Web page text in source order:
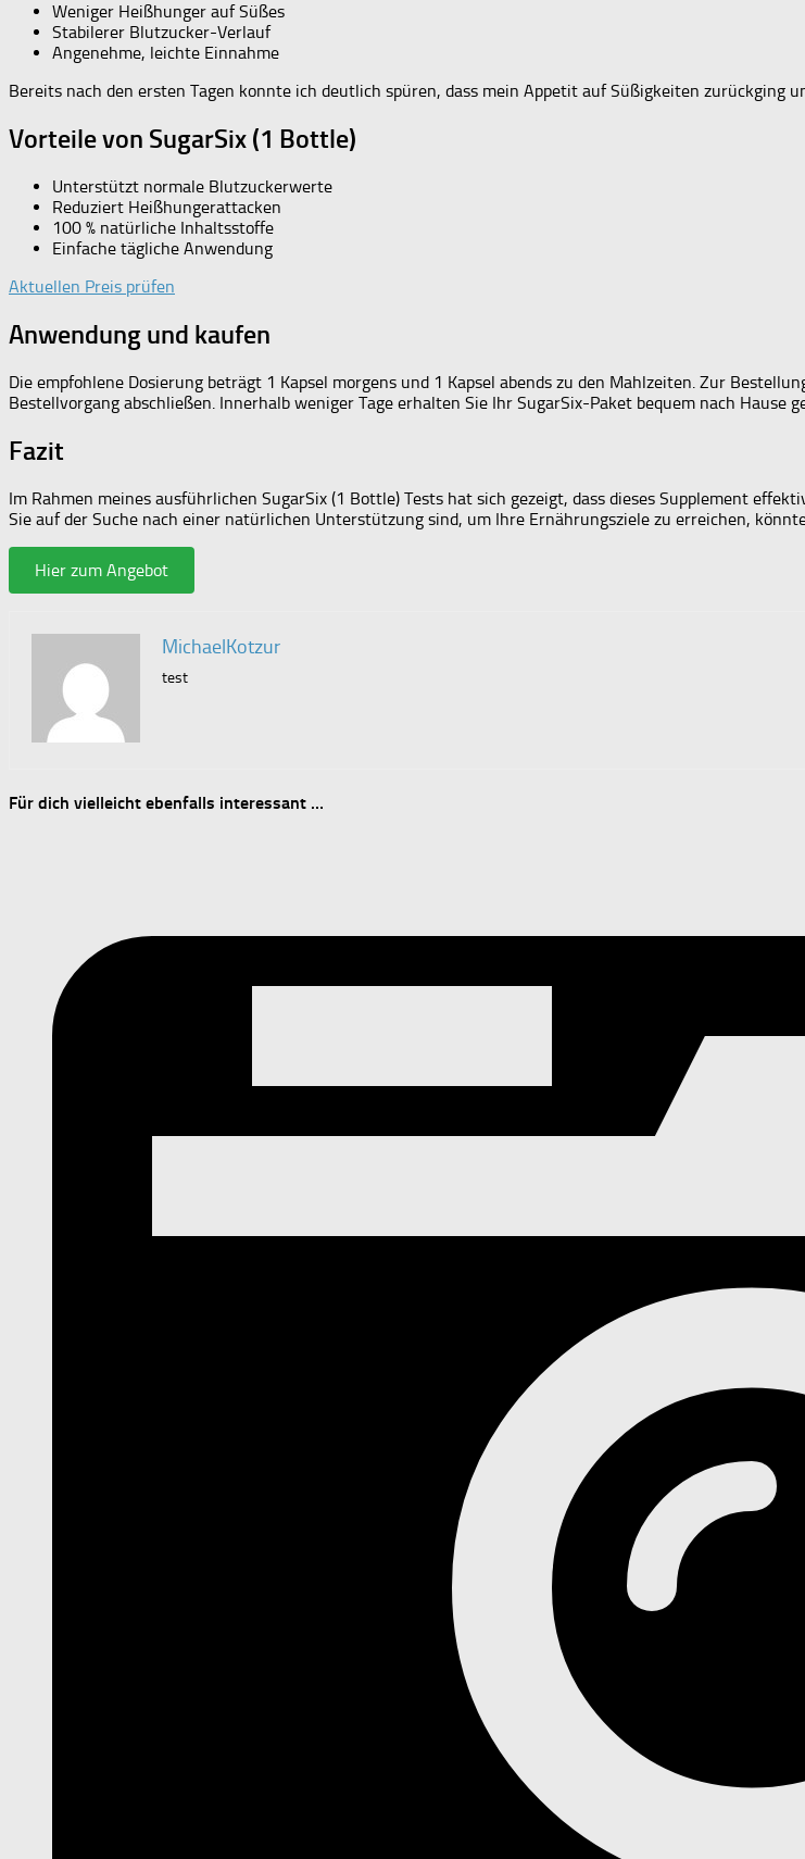
Weniger Heißhunger auf Süßes
Stabilerer Blutzucker-Verlauf
Angenehme, leichte Einnahme
Bereits nach den ersten Tagen konnte ich deutlich spüren, dass mein Appetit auf Süßigkeiten zurückging
Vorteile von SugarSix (1 Bottle)
Unterstützt normale Blutzuckerwerte
Reduziert Heißhungerattacken
100 % natürliche Inhaltsstoffe
Einfache tägliche Anwendung
Aktuellen Preis prüfen
Anwendung und kaufen
Die empfohlene Dosierung beträgt 1 Kapsel morgens und 1 Kapsel abends zu den Mahlzeiten. Zur
Bestellvorgang abschließen. Innerhalb weniger Tage erhalten Sie Ihr SugarSix-Paket bequem nach Hause
Fazit
Im Rahmen meines ausführlichen SugarSix (1 Bottle) Tests hat sich gezeigt, dass dieses Supplement
Sie auf der Suche nach einer natürlichen Unterstützung sind, um Ihre Ernährungsziele zu erreichen,
Hier zum Angebot
MichaelKotzur
test
Für dich vielleicht ebenfalls interessant …